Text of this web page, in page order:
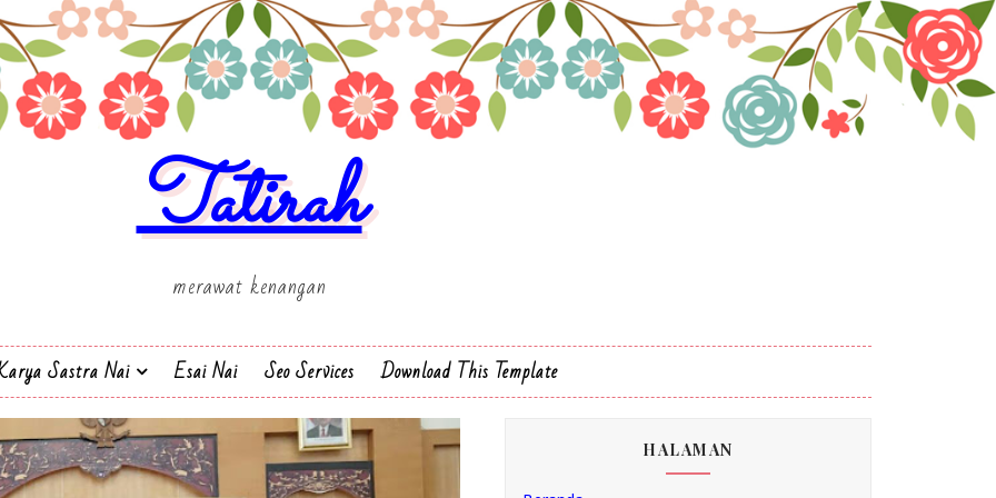
Tatirah
merawat kenangan
Sastra Nai Esai Nai Seo Services Download This Template
HALAMAN